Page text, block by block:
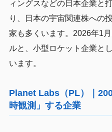
ィングスなどの日本企業と
り、日本の宇宙関連株への
家も多くいます。2026年1
ルと、小型ロケット企業と
います。
Planet Labs（PL）｜
時観測」する企業